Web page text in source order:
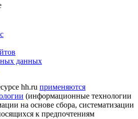
данных
hh.ru применяются
(информационные технологии
на основе сбора, систематизации
к предпочтениям